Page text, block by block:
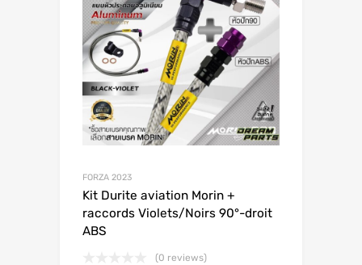
FORZA 2023
Kit Durite aviation Morin +
raccords Violets/Noirs 90°-droit
ABS
(0 reviews)